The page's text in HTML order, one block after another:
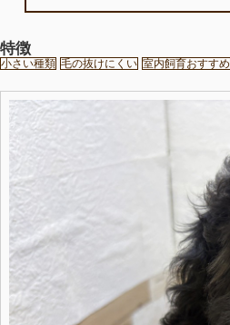
特徴
小さい種類 毛の抜けにくい 室内飼育おすすめ